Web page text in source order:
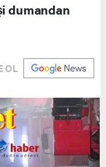
dumandan
OL